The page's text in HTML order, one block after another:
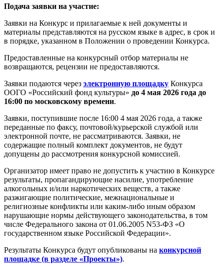
Подача заявки на участие:
Заявки на Конкурс и прилагаемые к ней документы и
материалы представляются на русском языке в адрес, в срок и
в порядке, указанном в Положении о проведении Конкурса.
Предоставленные на конкурсный отбор материалы не
возвращаются, рецензии не предоставляются.
Заявки подаются через электронную площадку Конкурса
ООГО «Российский фонд культуры» до 4 мая 2026 года до
16:00 по московскому времени.
Заявки, поступившие после 16:00 4 мая 2026 года, а также
переданные по факсу, почтовой/курьерской службой или
электронной почте, не рассматриваются. Заявки, не
содержащие полный комплект документов, не будут
допущены до рассмотрения конкурсной комиссией.
Организатор имеет право не допустить к участию в Конкурсе
результаты, пропагандирующие насилие, употребление
алкогольных и/или наркотических веществ, а также
разжигающие политические, межнациональные и
религиозные конфликты или каким-либо иным образом
нарушающие нормы действующего законодательства, в том
числе Федерального закона от 01.06.2005 N53-ФЗ «О
государственном языке Российской Федерации».
Результаты Конкурса будут опубликованы на конкурсной
площадке (в разделе «Проекты»).